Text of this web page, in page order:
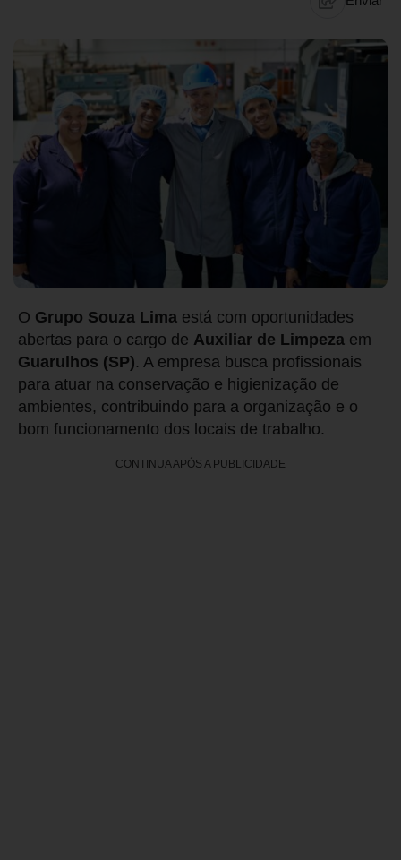
O Grupo Souza Lima está com oportunidades
abertas para o cargo de Auxiliar de Limpeza em
Guarulhos (SP). A empresa busca profissionais
para atuar na conservação e higienização de
ambientes, contribuindo para a organização e o
bom funcionamento dos locais de trabalho.
CONTINUA APÓS A PUBLICIDADE